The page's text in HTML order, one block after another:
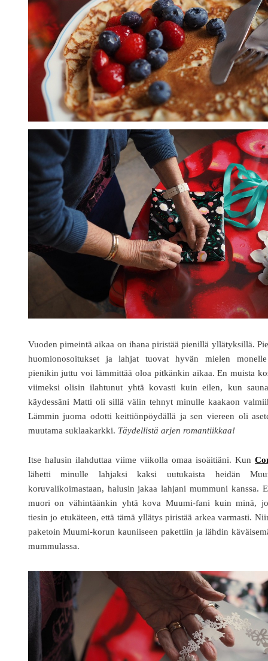
Vuoden pimeintä aikaa on ihana piristää pienillä yllätyksillä.
huomionosoitukset ja lahjat tuovat hyvän mielen
pienikin juttu voi lämmittää oloa pitkänkin aikaa. En muista
viimeksi olisin ilahtunut yhtä kovasti kuin eilen, kun
käydessäni Matti oli sillä välin tehnyt minulle kaakaon
Lämmin juoma odotti keittiönpöydällä ja sen viereen oli
muutama suklaakarkki. Täydellistä arjen romantiikkaa!
Itse halusin ilahduttaa viime viikolla omaa isoäitiäni. Kun
lähetti minulle lahjaksi kaksi uutukaista heidän
koruvalikoimastaan, halusin jakaa lahjani mummuni kanssa.
muori on vähintäänkin yhtä kova Muumi-fani kuin minä,
tiesin jo etukäteen, että tämä yllätys piristää arkea varmasti.
paketoin Muumi-korun kauniiseen pakettiin ja lähdin
mummulassa.